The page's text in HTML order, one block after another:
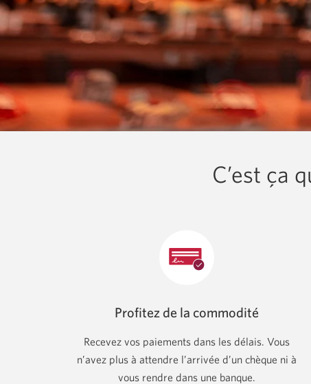
C’est ça
Profitez de la commodité
Recevez vos paiements dans les délais. Vous
n’avez plus à attendre l’arrivée d’un chèque ni à
vous rendre dans une banque.